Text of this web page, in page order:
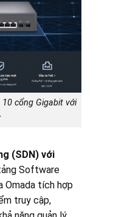
cổng Gigabit với
(SDN) với
Software
Omada tích hợp
truy cập,